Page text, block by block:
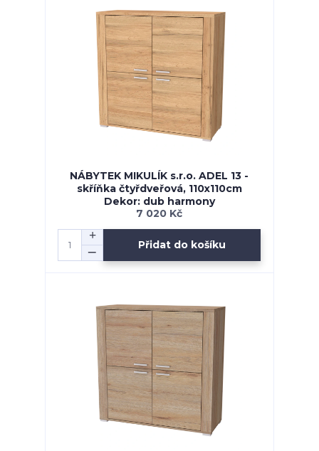
NÁBYTEK MIKULÍK s.r.o. ADEL 13 -
skříňka čtyřdveřová, 110x110cm
Dekor: dub harmony
7 020 Kč
Přidat do košíku